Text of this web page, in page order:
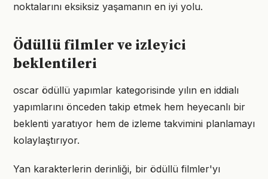
noktalarını eksiksiz yaşamanın en iyi yolu.
Ödüllü filmler ve izleyici
beklentileri
oscar ödüllü yapımlar kategorisinde yılın en iddialı
yapımlarını önceden takip etmek hem heyecanlı bir
beklenti yaratıyor hem de izleme takvimini planlamayı
kolaylaştırıyor.
Yan karakterlerin derinliği, bir ödüllü filmler'yı